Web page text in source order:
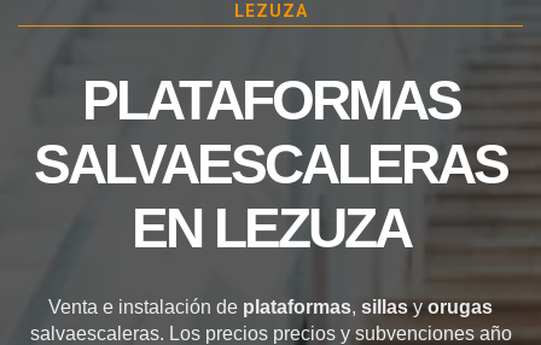
LEZUZA
PLATAFORMAS
SALVAESCALERAS
EN LEZUZA
Venta e instalación de plataformas, sillasyorugas
salvaescaleras. Los precios precios y subvenciones año